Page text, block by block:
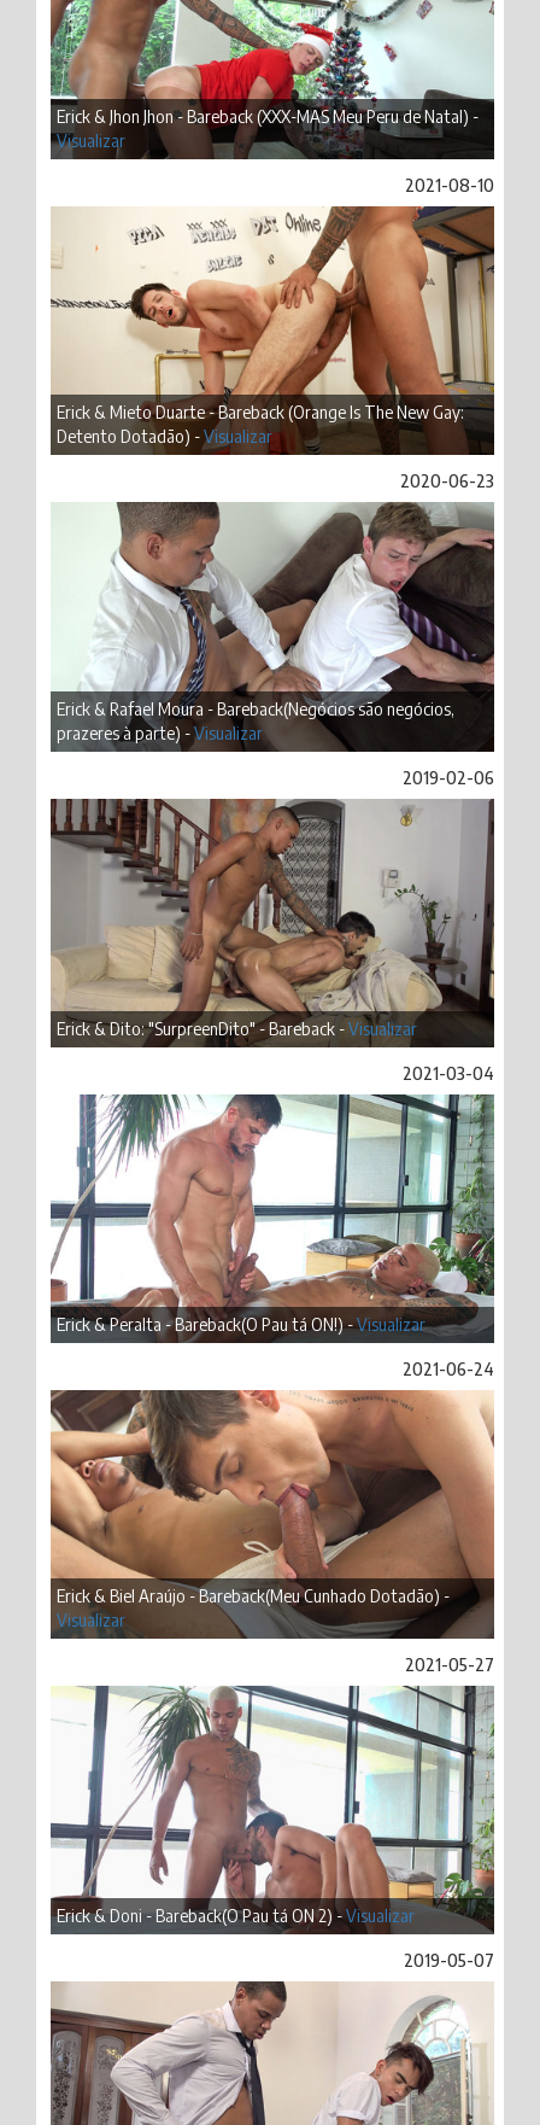
Erick & Jhon Jhon - Bareback (XXX-MAS Meu Peru de Natal) -
Visualizar
2021-08-10
Erick & Mieto Duarte - Bareback (Orange Is The New Gay:
Detento Dotadão) -Visualizar
2020-06-23
Erick & Rafael Moura - Bareback(Negócios são negócios,
prazeres à parte) -Visualizar
2019-02-06
Erick & Dito: "SurpreenDito" - Bareback -Visualizar
2021-03-04
Erick & Peralta - Bareback(O Pau tá ON!) -Visualizar
2021-06-24
Erick & Biel Araújo - Bareback(Meu Cunhado Dotadão) -
Visualizar
2021-05-27
Erick & Doni - Bareback(O Pau tá ON 2) -Visualizar
2019-05-07